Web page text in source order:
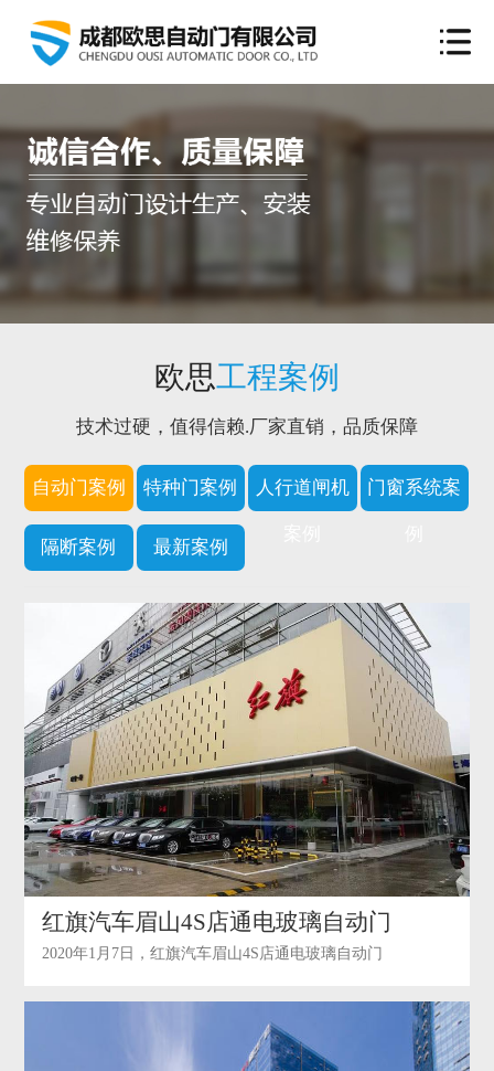
欧思工程案例
技术过硬，值得信赖.厂家直销，品质保障
自动门案例 特种门案例 人行道闸机 门窗系统案
隔断案例 最新案例
红旗汽车眉山4S店通电玻璃自动门
2020年1月7日，红旗汽车眉山4S店通电玻璃自动门